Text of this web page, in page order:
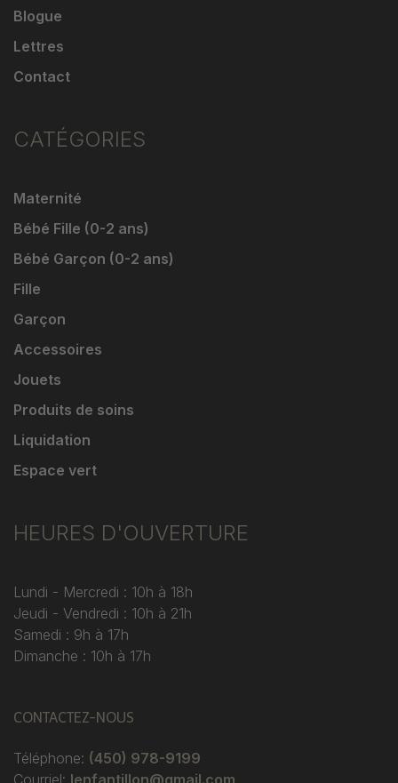
Blogue
Lettres
Contact
CATÉGORIES
Maternité
Bébé Fille (0-2 ans)
Bébé Garçon (0-2 ans)
Fille
Garçon
Accessoires
Jouets
Produits de soins
Liquidation
Espace vert
HEURES D'OUVERTURE
Lundi - Mercredi : 10h à 18h
Jeudi - Vendredi : 10h à 21h
Samedi : 9h à 17h
Dimanche : 10h à 17h
CONTACTEZ-NOUS
Téléphone: (450) 978-9199